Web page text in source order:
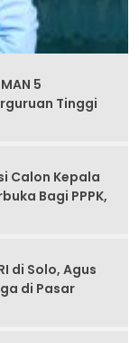
5
Tinggi
Calon Kepala
Bagi PPPK,
di Solo, Agus
di Pasar